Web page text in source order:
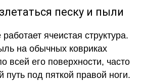
песку и пыли
ячеистая структура.
на обычных ковриках
всей его поверхности, часто
путь под пяткой правой ноги.